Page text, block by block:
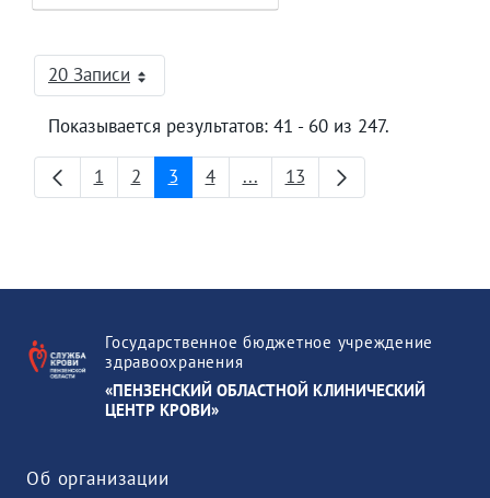
20 ЗаписиНа страницу
Показывается результатов: 41 - 60 из 247.
Страница
1 Страница
2 Страница
3 Страница
4 ...Промежуточные страницы
Страница
13
Государственное бюджетное учреждение
здравоохранения
«ПЕНЗЕНСКИЙ ОБЛАСТНОЙ КЛИНИЧЕСКИЙ
ЦЕНТР КРОВИ»
Об организации